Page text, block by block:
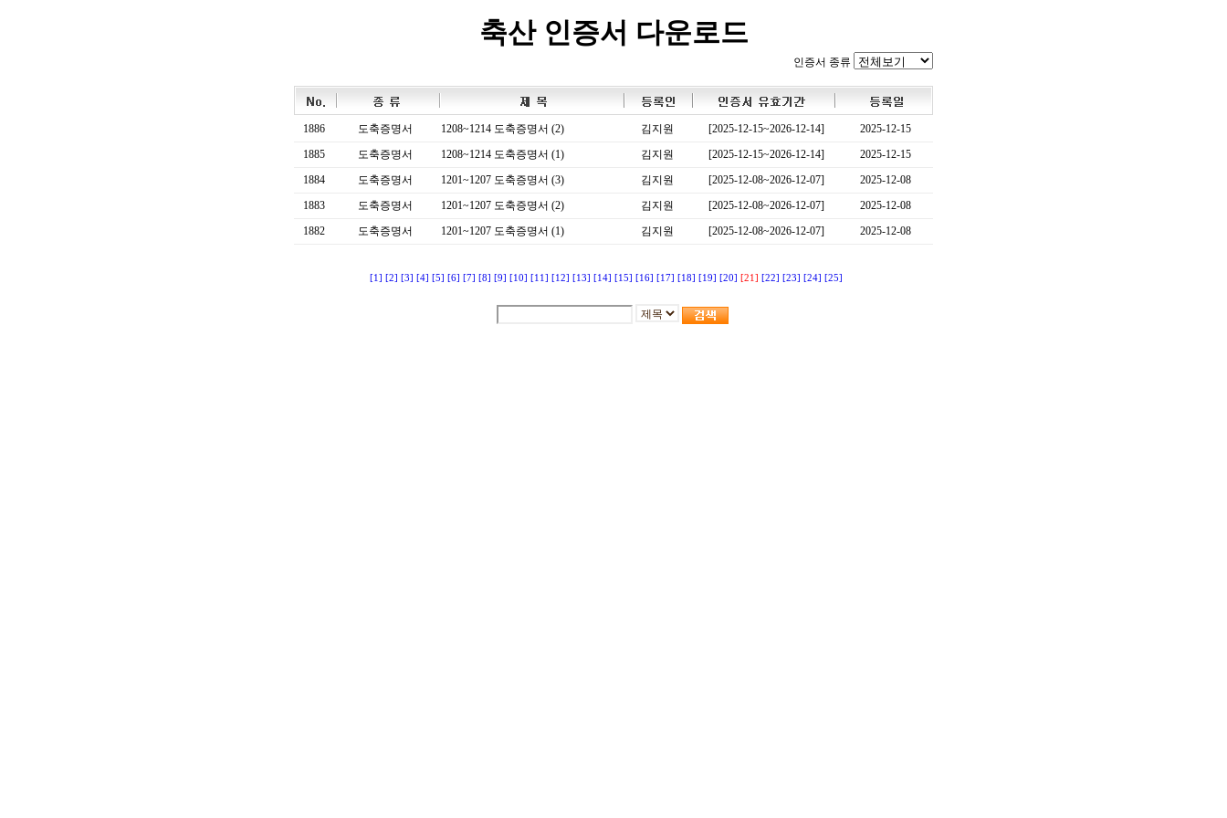
축산 인증서 다운로드
인증서 종류
1886 도축증명서 1208~1214 도축증명서 (2) 김지원 [2025-12-15~2026-12-14]
2025-12-15
1885
도축증명서 1208~1214 도축증명서 (1) 김지원 [2025-12-15~2026-12-14]
2025-12-15
1884
도축증명서 1201~1207 도축증명서 (3) 김지원 [2025-12-08~2026-12-07]
2025-12-08
1883
도축증명서 1201~1207 도축증명서 (2) 김지원 [2025-12-08~2026-12-07]
2025-12-08
1882
도축증명서 1201~1207 도축증명서 (1) 김지원 [2025-12-08~2026-12-07] 2025-12-08
[1] [2] [3] [4] [5] [6] [7] [8] [9] [10] [11] [12] [13] [14] [15] [16] [17] [18] [19] [20] [21] [22] [23] [24] [25]